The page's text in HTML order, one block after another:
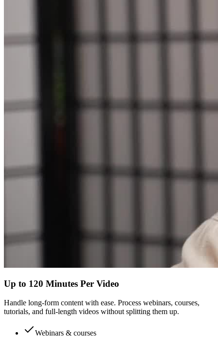
Up to 120 Minutes Per Video
Handle long-form content with ease. Process webinars, courses,
tutorials, and full-length videos without splitting them up.
Webinars & courses